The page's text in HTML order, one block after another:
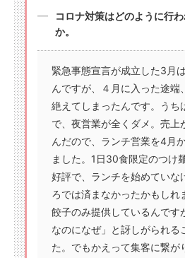
コロナ対策はどのように行
か。
緊急事態宣言が成立した3月
んですが、４月に入った途端
絶えてしまったんです。うち
で、夜営業が全くダメ。売上
んだので、ランチ営業を4月
ました。1日30食限定のつけ
好評で、ランチを始めていな
ろでは済まなかったかもしれ
餃子のみ提供しているんです
なのになぜ」と訝しがられる
た。でもかえって集客に繋が